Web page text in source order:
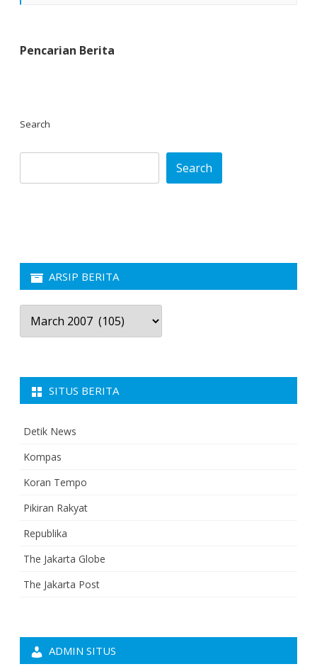
Pencarian Berita
Search
Search
ARSIP BERITA
Arsip
Berita
SITUS BERITA
Detik News
Kompas
Koran Tempo
Pikiran Rakyat
Republika
The Jakarta Globe
The Jakarta Post
ADMIN SITUS